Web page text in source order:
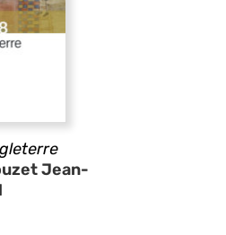
Jean-